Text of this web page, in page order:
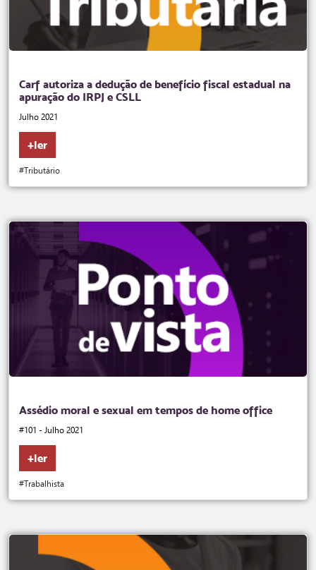
Carf autoriza a dedução de benefício fiscal estadual na
apuração do IRPJ e CSLL
Julho 2021
+ler
#Tributário
Assédio moral e sexual em tempos de home office
#101 - Julho 2021
+ler
#Trabalhista